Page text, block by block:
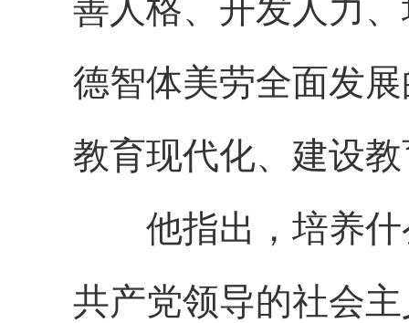
善人格、开发人力
德智体美劳全面发
教育现代化、建设
他指出，培养什
共产党领导的社会